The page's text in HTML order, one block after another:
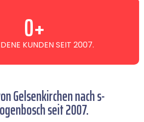
KUNDEN SEIT 2007.
0+
Gelsenkirchen nach s-
seit 2007.